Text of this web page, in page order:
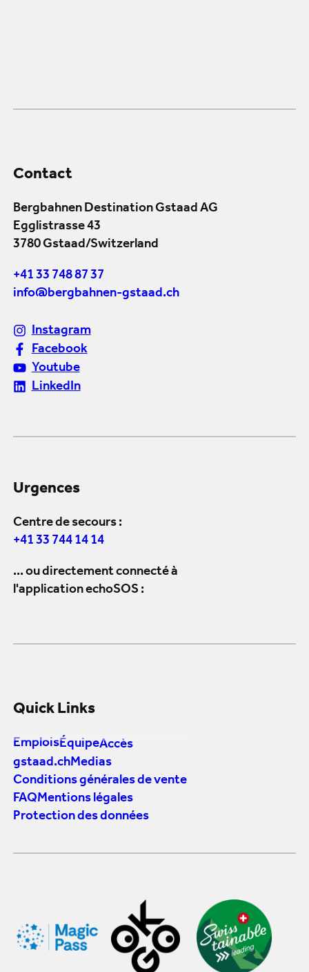
Contact
Bergbahnen Destination Gstaad AG
Egglistrasse 43
3780 Gstaad/Switzerland
+41 33 748 87 37
info@bergbahnen-gstaad.ch
Instagram
Facebook
Youtube
LinkedIn
Urgences
Centre de secours :
+41 33 744 14 14
... ou directement connecté à
l'application echoSOS :
Quick Links
EmploisÉquipeAccès
gstaad.chMedias
Conditions générales de vente
FAQMentions légales
Protection des données